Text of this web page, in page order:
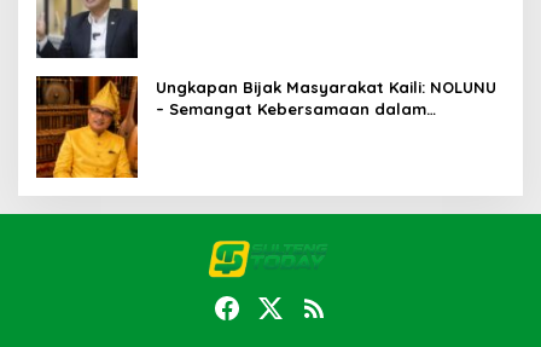
Ungkapan Bijak Masyarakat Kaili: NOLUNU
– Semangat Kebersamaan dalam